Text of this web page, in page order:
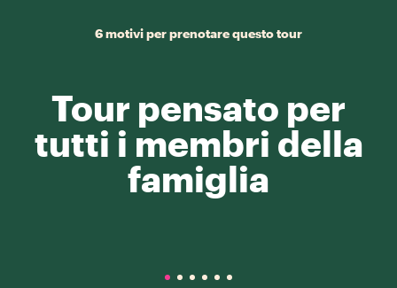
6 motivi per prenotare questo tour
Tour pensato per
tutti i membri della
famiglia